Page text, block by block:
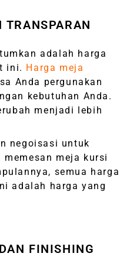
TRANSPARAN
adalah harga
ini. Harga meja
Anda pergunakan
kebutuhan Anda.
menjadi lebih
negoisasi untuk
meja kursi
semua harga
adalah harga yang
FINISHING